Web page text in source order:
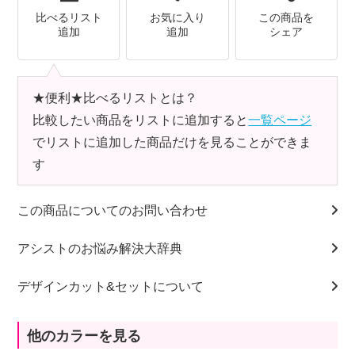
比べるリスト
追加
お気に入り
追加
この商品を
シェア
★便利★比べるリストとは？
比較したい商品をリストに追加すると一覧ページ
でリストに追加した商品だけを見ることができま
す
この商品についてのお問い合わせ
アシストのお悩み解決大辞典
デザインカット&セットについて
他のカラーを見る